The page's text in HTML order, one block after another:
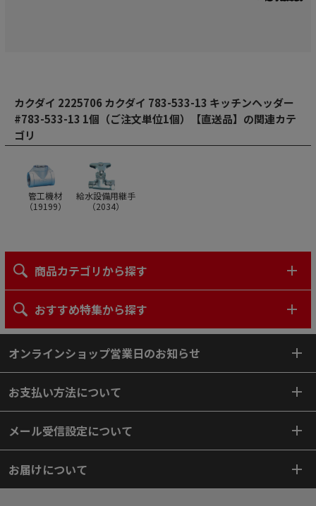
カクダイ 2225706 カクダイ 783-533-13 キッチンヘッダー
#783-533-13 1個（ご注文単位1個）【直送品】の関連カテ
ゴリ
管工機材
（19199）
給水設備用継手
（2034）
商品カテゴリから探す
おすすめ特集から探す
オンラインショップ営業日のお知らせ
お支払い方法について
メール受信設定について
お届けについて